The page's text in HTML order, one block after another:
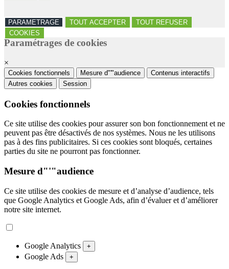
PARAMETRAGE TOUT ACCEPTER
TOUT REFUSER
COOKIES
Paramétrages de cookies
×
Cookies fonctionnels Mesure d"'"audience
Contenus interactifs
Autres cookies
Session
Cookies fonctionnels
Ce site utilise des cookies pour assurer son bon fonctionnement et ne
peuvent pas être désactivés de nos systèmes. Nous ne les utilisons
pas à des fins publicitaires. Si ces cookies sont bloqués, certaines
parties du site ne pourront pas fonctionner.
Mesure d"'"audience
Ce site utilise des cookies de mesure et d’analyse d’audience, tels
que Google Analytics et Google Ads, afin d’évaluer et d’améliorer
notre site internet.
Google Analytics +
Google Ads +